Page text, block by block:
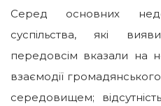
Серед основних
суспільства, які
передовсім вказали на
взаємодії
середовищем;